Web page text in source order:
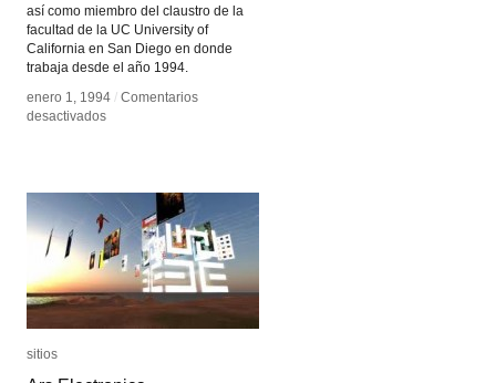
así como miembro del claustro de la
facultad de la UC University of
California en San Diego en donde
trabaja desde el año 1994.
enero 1, 1994 / Comentarios
desactivadosen
enero 1, 1994 / Comentarios
desactivadosen
sitios
sitios